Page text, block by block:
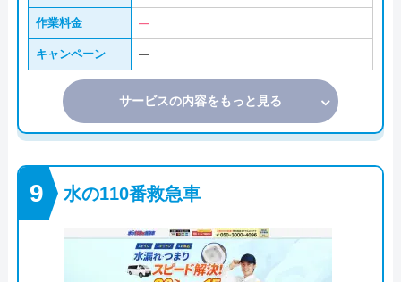
作業料金 ―
キャンペーン ―
サービスの内容をもっと見る
水の110番救急車